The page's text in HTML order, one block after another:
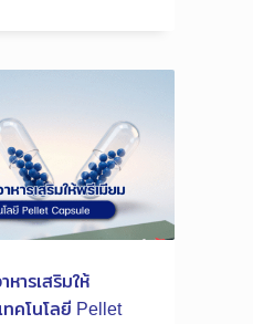
ารเสริมให้
คโนโลยี Pellet